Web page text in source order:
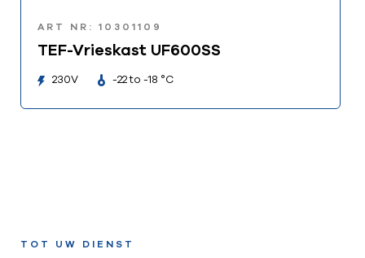
ART NR: 10301109
TEF-Vrieskast UF600SS
230V -22 to -18 °C
TOT UW DIENST